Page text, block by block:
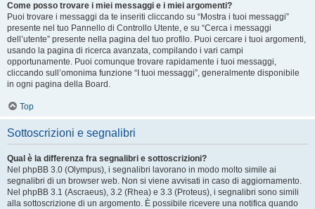
Come posso trovare i miei messaggi e i miei argomenti?
Puoi trovare i messaggi da te inseriti cliccando su “Mostra i tuoi messaggi”
presente nel tuo Pannello di Controllo Utente, e su “Cerca i messaggi
dell’utente” presente nella pagina del tuo profilo. Puoi cercare i tuoi argomenti,
usando la pagina di ricerca avanzata, compilando i vari campi
opportunamente. Puoi comunque trovare rapidamente i tuoi messaggi,
cliccando sull’omonima funzione “I tuoi messaggi”, generalmente disponibile
in ogni pagina della Board.
Top
Sottoscrizioni e segnalibri
Qual è la differenza fra segnalibri e sottoscrizioni?
Nel phpBB 3.0 (Olympus), i segnalibri lavorano in modo molto simile ai
segnalibri di un browser web. Non si viene avvisati in caso di aggiornamento.
Nel phpBB 3.1 (Ascraeus), 3.2 (Rhea) e 3.3 (Proteus), i segnalibri sono simili
alla sottoscrizione di un argomento. È possibile ricevere una notifica quando